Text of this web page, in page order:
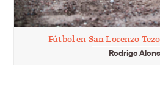
Fútbol en San Lorenzo
Rodrigo